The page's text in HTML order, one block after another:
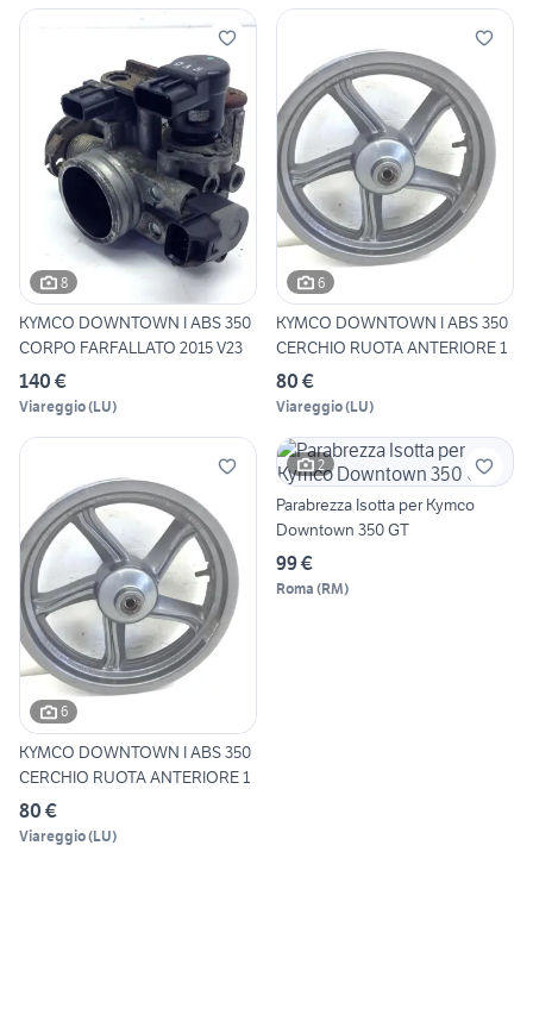
8
KYMCO DOWNTOWN I ABS 350
CORPO FARFALLATO 2015 V23
140 €
Viareggio(LU)
6
KYMCO DOWNTOWN I ABS 350
CERCHIO RUOTA ANTERIORE 1
80 €
Viareggio(LU)
6
KYMCO DOWNTOWN I ABS 350
CERCHIO RUOTA ANTERIORE 1
80 €
Viareggio(LU)
2
Parabrezza Isotta per Kymco
Downtown 350 GT
99 €
Roma (RM)